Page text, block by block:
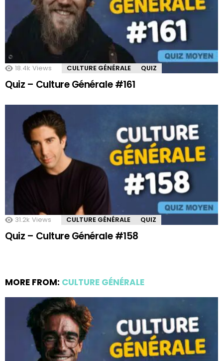
18.4k Views CULTURE GÉNÉRALE QUIZ
Quiz – Culture Générale #161
31.2k Views CULTURE GÉNÉRALE QUIZ
Quiz – Culture Générale #158
MORE FROM: CULTURE GÉNÉRALE